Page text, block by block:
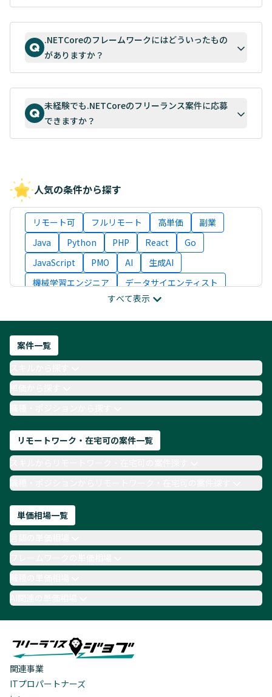
.NETCoreのフレームワークにはどういったもの
がありますか？
未経験でも.NETCoreのフリーランス案件に応募
できますか？
人気の条件から探す
リモート可 フルリモート 高単価
副業
Java
Python PHP React
Go
JavaScript
PMO AI
生成AI
機械学習エンジニア
データサイエンティスト
ITコンサルタント
フロントエンドエンジニア
ネットワークエンジニア
AIエンジニア
Webデザイナー
月収100万円 業務委託
COBOL
Ruby
TypeScript
Laravel AWS
すべて表示
案件一覧
スキルから探す
単価から探す
職種・ポジションから探す
リモートワーク・在宅可の案件一覧
スキルからリモートワーク・在宅可の案件探す
職種・ポジションからリモートワーク・在宅可の案件探す
単価相場一覧
言語の単価相場
フレームワークの単価相場
職種の単価相場
AI関連の単価相場
関連事業
ITプロパートナーズ